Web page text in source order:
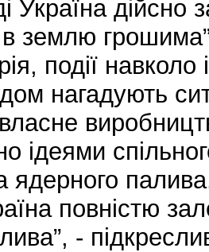
Україна
землю
події
нагадують
ідеями
ядерного
повністю
-